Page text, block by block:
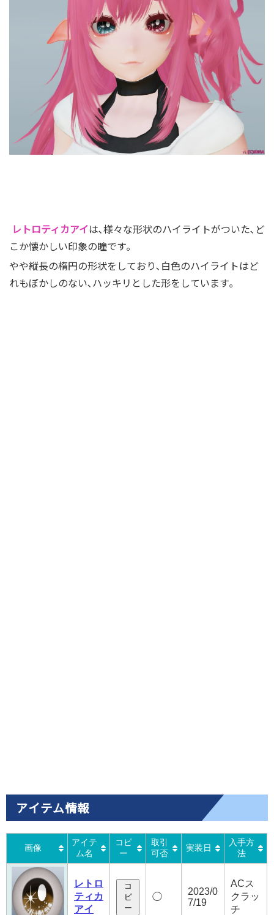
レトロティカアイは､様々な形状のハイライトがついた､ど
こか懐かしい印象の瞳です｡
やや縦長の楕円の形状をしており､白色のハイライトはど
れもぼかしのない､ハッキリとした形をしています｡
アイテム情報
画像
アイテ
ム名
コピ
ー
取引
可否
実装日
入手方
法
レトロ
ティカ
アイ
コ
ピ
ー
◯
2023/0
7/19
ACス
クラッ
チ